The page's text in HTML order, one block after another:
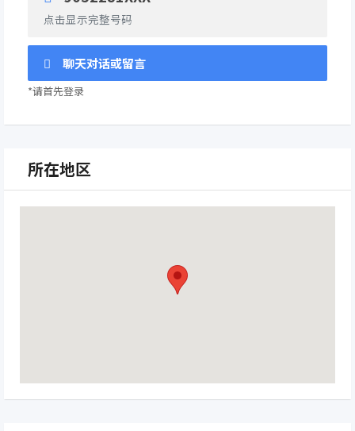
点击显示完整号码
聊天对话或留言
*请首先登录
所在地区